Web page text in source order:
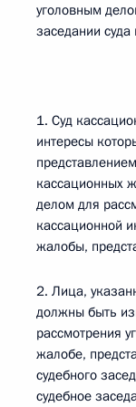
уголовным
заседании
1. Суд
интересы
кассационных
делом для
кассационной
жалобы,
2. Лица,
должны быть
рассмотрения
жалобе,
судебного
судебное